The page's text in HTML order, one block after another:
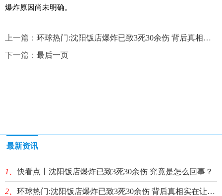
爆炸原因尚未明确。
上一篇： 环球热门:沈阳饭店爆炸已致3死30余伤 背后真相实在让人惊愕
下一篇： 最后一页
最新资讯
1、 快看点丨沈阳饭店爆炸已致3死30余伤 究竟是怎么回事？
2、 环球热门:沈阳饭店爆炸已致3死30余伤 背后真相实在让人惊愕